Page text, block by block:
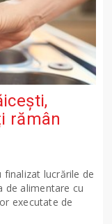
rămân
finalizat lucrările de
de alimentare cu
executate de